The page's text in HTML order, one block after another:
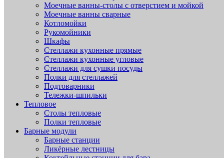
Моечные ванны-столы с отверстием и мойкой
Моечные ванны сварные
Котломойки
Рукомойники
Шкафы
Стеллажи кухонные прямые
Стеллажи кухонные угловые
Стеллажи для сушки посуды
Полки для стеллажей
Подтоварники
Тележки-шпильки
Тепловое
Столы тепловые
Полки тепловые
Барные модули
Барные станции
Ликёрные лестницы